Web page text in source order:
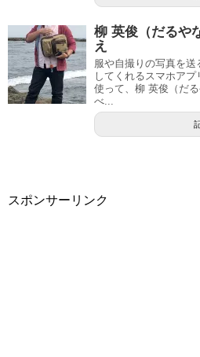
柳 英俊（だるや
え
服や自撮りの写真を送
してくれるスマホア
使って、柳 英俊（だ
べ...
スポンサーリンク